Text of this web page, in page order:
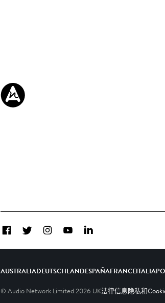
FacebookTwitterInstagramYouTubeLinkedIn
AUSTRALIADEUTSCHLANDESPAÑAFRANCEITALIA
© Audio Network Limited 2026 UK法律信息隐私和